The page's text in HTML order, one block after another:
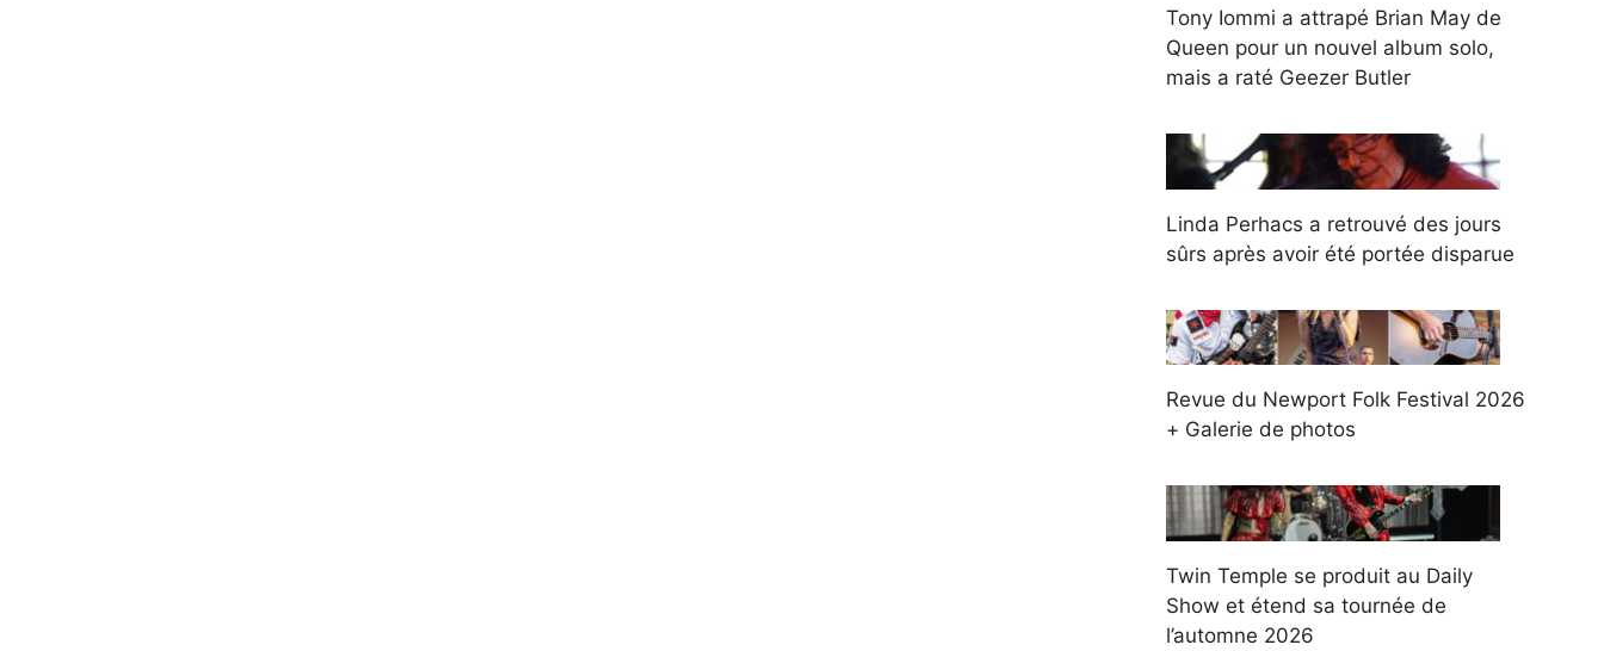
Tony Iommi a attrapé Brian May de
Queen pour un nouvel album solo,
mais a raté Geezer Butler
Linda Perhacs a retrouvé des jours
sûrs après avoir été portée disparue
Revue du Newport Folk Festival 2026
+ Galerie de photos
Twin Temple se produit au Daily
Show et étend sa tournée de
l’automne 2026